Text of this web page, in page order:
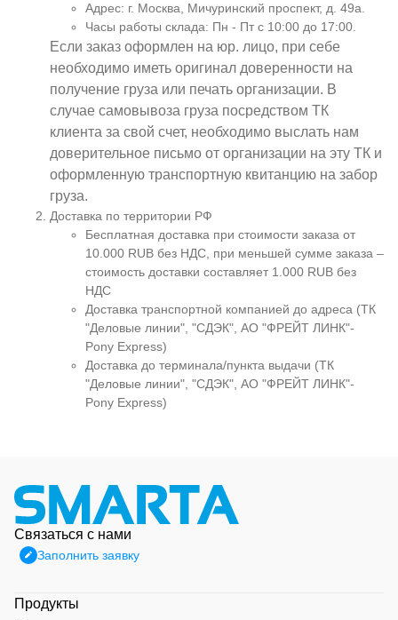
Адрес: г. Москва, Мичуринский проспект, д. 49а.
Часы работы склада: Пн - Пт с 10:00 до 17:00.
Если заказ оформлен на юр. лицо, при себе
необходимо иметь оригинал доверенности на
получение груза или печать организации. В
случае самовывоза груза посредством ТК
клиента за свой счет, необходимо выслать нам
доверительное письмо от организации на эту ТК и
оформленную транспортную квитанцию на забор
груза.
Доставка по территории РФ
Бесплатная доставка при стоимости заказа от
10.000 RUB без НДС, при меньшей сумме заказа –
стоимость доставки составляет 1.000 RUB без
НДС
Доставка транспортной компанией до адреса (ТК
"Деловые линии", "СДЭК", АО "ФРЕЙТ ЛИНК"-
Pony Express)
Доставка до терминала/пункта выдачи (ТК
"Деловые линии", "СДЭК", АО "ФРЕЙТ ЛИНК"-
Pony Express)
Связаться с нами
Заполнить заявку
Продукты